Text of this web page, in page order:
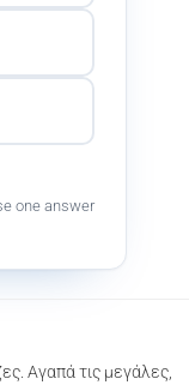
one answer
Αγαπά τις μεγάλες,